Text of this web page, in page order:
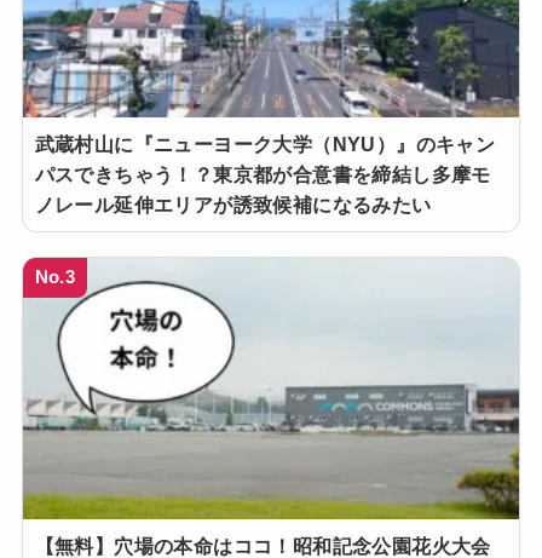
武蔵村山に『ニューヨーク大学（NYU）』のキャン
パスできちゃう！？東京都が合意書を締結し多摩モ
ノレール延伸エリアが誘致候補になるみたい
No.3
【無料】穴場の本命はココ！昭和記念公園花火大会